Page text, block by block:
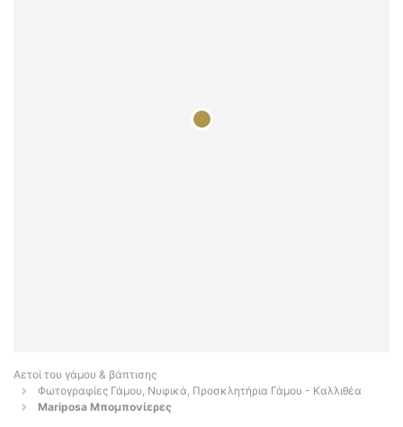
Αετοί του γάμου & βάπτισης
Φωτογραφίες Γάμου, Νυφικά, Προσκλητήρια Γάμου - Καλλιθέα
Mariposa Μπομπονίερες